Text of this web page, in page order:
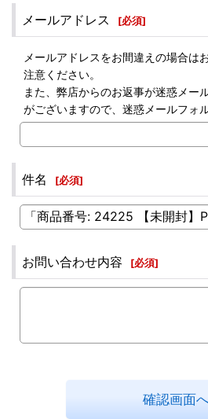
メールアドレス [必須]
メールアドレスをお間違えの場合は
注意ください。
また、弊店からのお返事が迷惑メー
がございますので、迷惑メールフォ
件名 [必須]
お問い合わせ内容 [必須]
確認画面